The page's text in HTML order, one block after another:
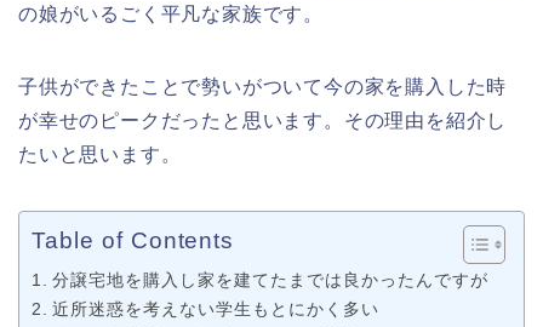
の娘がいるごく平凡な家族です。
子供ができたことで勢いがついて今の家を購入した時
が幸せのピークだったと思います。その理由を紹介し
たいと思います。
Table of Contents
分譲宅地を購入し家を建てたまでは良かったんですが
近所迷惑を考えない学生もとにかく多い